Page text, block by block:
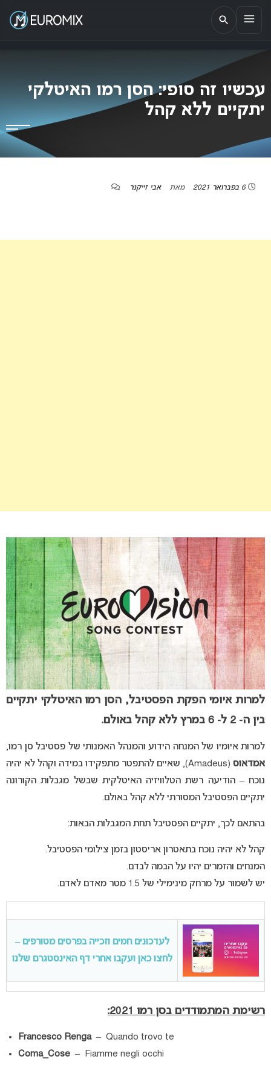
EUROMIX
אתר הבית של האירוויזיון בישראל
עכשיו זה סופי: הסן רמו האיטלקי
יתקיים ללא קהל
6 בפברואר 2021 מאת אבי זייקנר
למרות איומי הפקת הפסטיבל, הסן רמו האיטלקי יתקיים
בין ה- 2 ל- 6 במרץ
ללא קהל באולם.
למרות איומיו של המנחה הידוע והמנהל האמנותי של פסטיבל סן רמו,
אמדאוס
(Amadeus), שאיים להתפטר מתפקידו במידה וקהל לא יהיה
נוכח – הודיעה רשת הטלוויזיה האיטלקית שבשל מגבלות הקורונה
יתקיים הפסטיבל המסורתי ללא קהל באולם.
בהתאם לכך, יתקיים הפסטיבל תחת המגבלות הבאות:
קהל לא יהיה נוכח בתאטרון אריסטון בזמן צילומי הפסטיבל.
המנחים והזמרים יהיו על הבמה לבדם.
יש לשמור על מרחק מינימילי של 1.5 מטר מאדם לאדם.
לעדכונים חמים וזכייה בפרסים מטורפים –
לחצו כאן ועקבו אחרי דף האינסטגרם שלנו
רשימת המתמודדים בסן רמו 2021:
Francesco Renga– Quando trovo te
Coma_Cose – Fiamme negli occhi